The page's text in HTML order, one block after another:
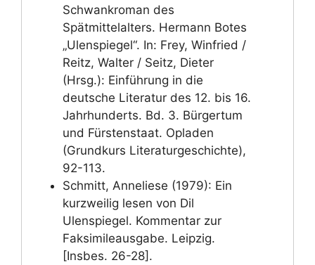
Schwankroman des
Spätmittelalters. Hermann Botes
„Ulenspiegel“. In: Frey, Winfried /
Reitz, Walter / Seitz, Dieter
(Hrsg.): Einführung in die
deutsche Literatur des 12. bis 16.
Jahrhunderts. Bd. 3. Bürgertum
und Fürstenstaat. Opladen
(Grundkurs Literaturgeschichte),
92-113.
Schmitt, Anneliese (1979): Ein
kurzweilig lesen von Dil
Ulenspiegel. Kommentar zur
Faksimileausgabe. Leipzig.
[Insbes. 26-28].